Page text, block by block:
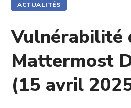
ACTUALITÉS
Vulnérabilité
Mattermost
(15 avril